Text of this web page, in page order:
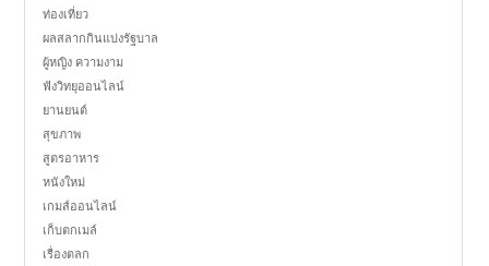
ท่องเที่ยว
ผลสลากกินแบ่งรัฐบาล
ผู้หญิง ความงาม
ฟังวิทยุออนไลน์
ยานยนต์
สุขภาพ
สูตรอาหาร
หนังใหม่
เกมส์ออนไลน์
เก็บตกเมล์
เรื่องตลก